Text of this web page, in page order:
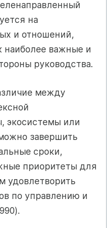
на
и отношений,
наиболее важные и
руководства.
между
экосистемы или
завершить
сроки,
приоритеты для
удовлетворить
по управлению и